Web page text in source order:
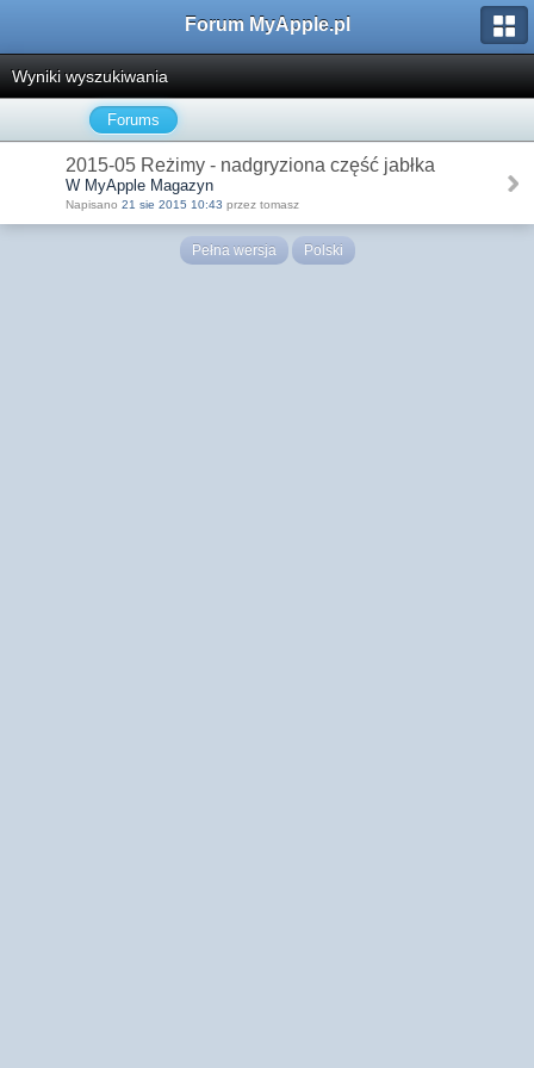
Forum MyApple.pl
Wyniki wyszukiwania
Forums
2015-05 Reżimy - nadgryziona część jabłka
W MyApple Magazyn
Napisano 21 sie 2015 10:43 przez tomasz
Pełna wersja Polski